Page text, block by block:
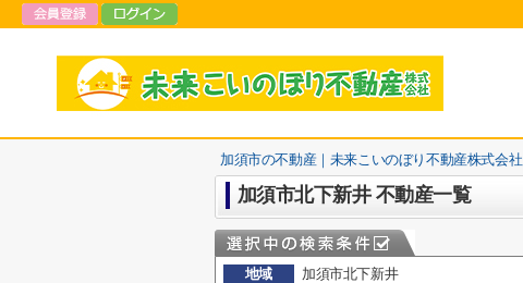
加須市の不動産｜未来こいのぼり不動産株式会社
加須市北下新井 不動産一覧
地域
加須市北下新井